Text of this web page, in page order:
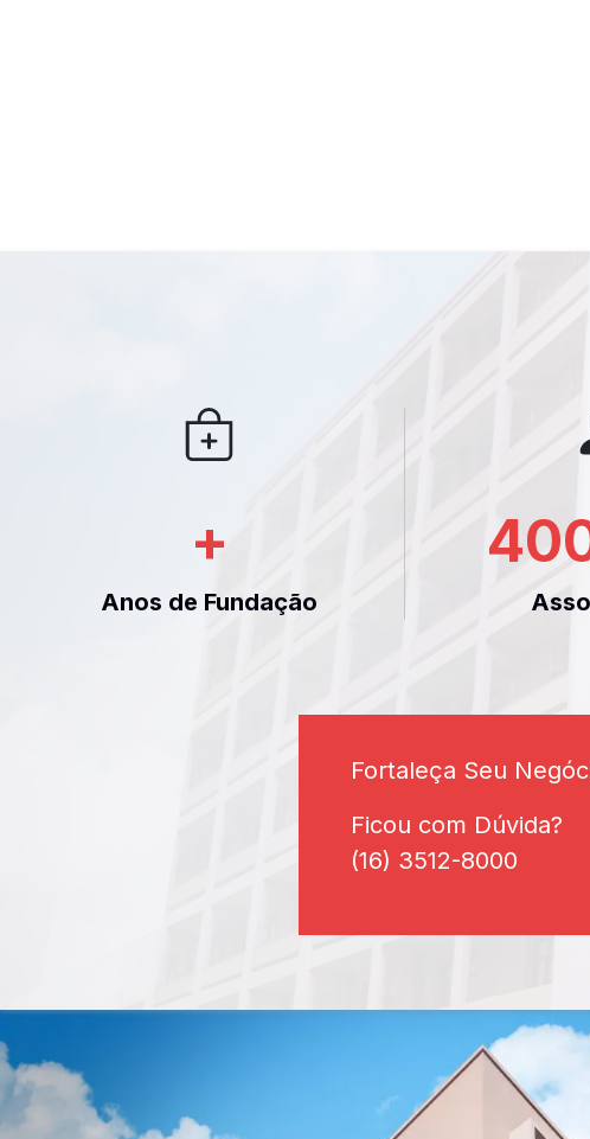
+
Anos de Fundação
Fortaleça Seu
Ficou com Dúvida?
(16) 3512-8000